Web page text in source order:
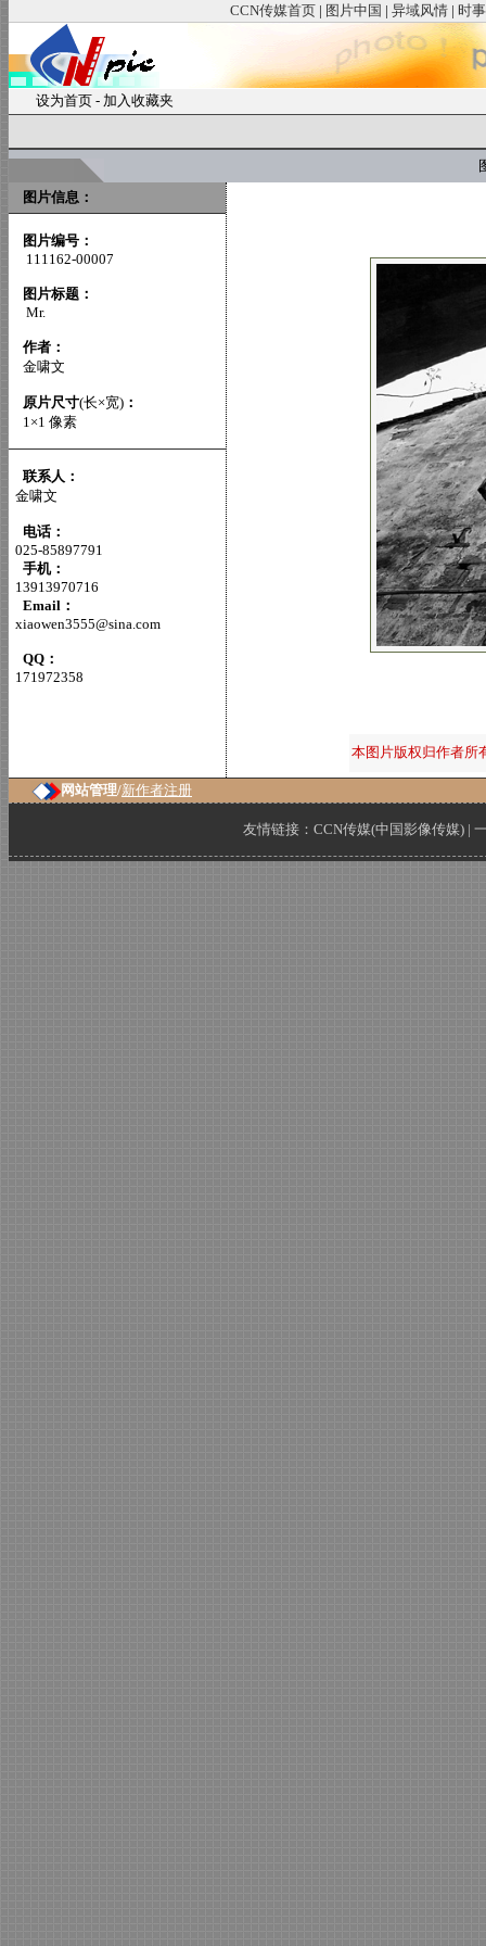
CCN传媒首页 | 图片中国 | 异域风情 | 时
设为首页 - 加入收藏夹
图片信息：
图片编号：
111162-00007
图片标题：
Mr.
作者：
金啸文
原片尺寸(长×宽) ：
1×1 像素
联系人：
金啸文
电话：
025-85897791
手机：
13913970716
Email：
xiaowen3555@sina.com
QQ：
171972358
本图片版权归作者所
网站管理/新作者注册
友情链接： CCN传媒(中国影像传媒) |